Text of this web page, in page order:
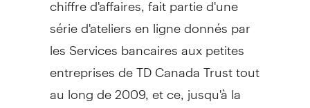
série d'ateliers en ligne donnés par
les Services bancaires aux petites
entreprises de TD Canada Trust tout
au long de 2009, et ce, jusqu'à la